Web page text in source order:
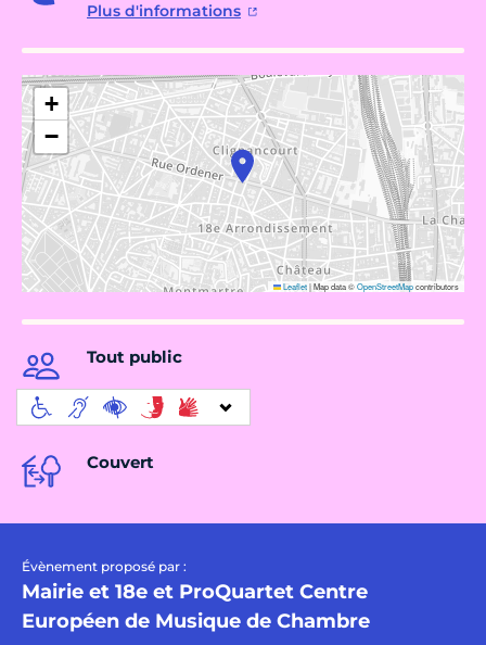
Plus d'informations
+
−
Leaflet|Map data ©OpenStreetMapcontributors
Tout public
Couvert
Évènement proposé par :
Mairie et 18e et ProQuartet Centre
Européen de Musique de Chambre